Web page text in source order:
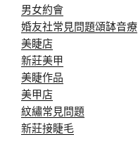
男女約會
婚友社常見問題頌缽音療
美睫店
新莊美甲
美睫作品
美甲店
紋繡常見問題
新莊接睫毛